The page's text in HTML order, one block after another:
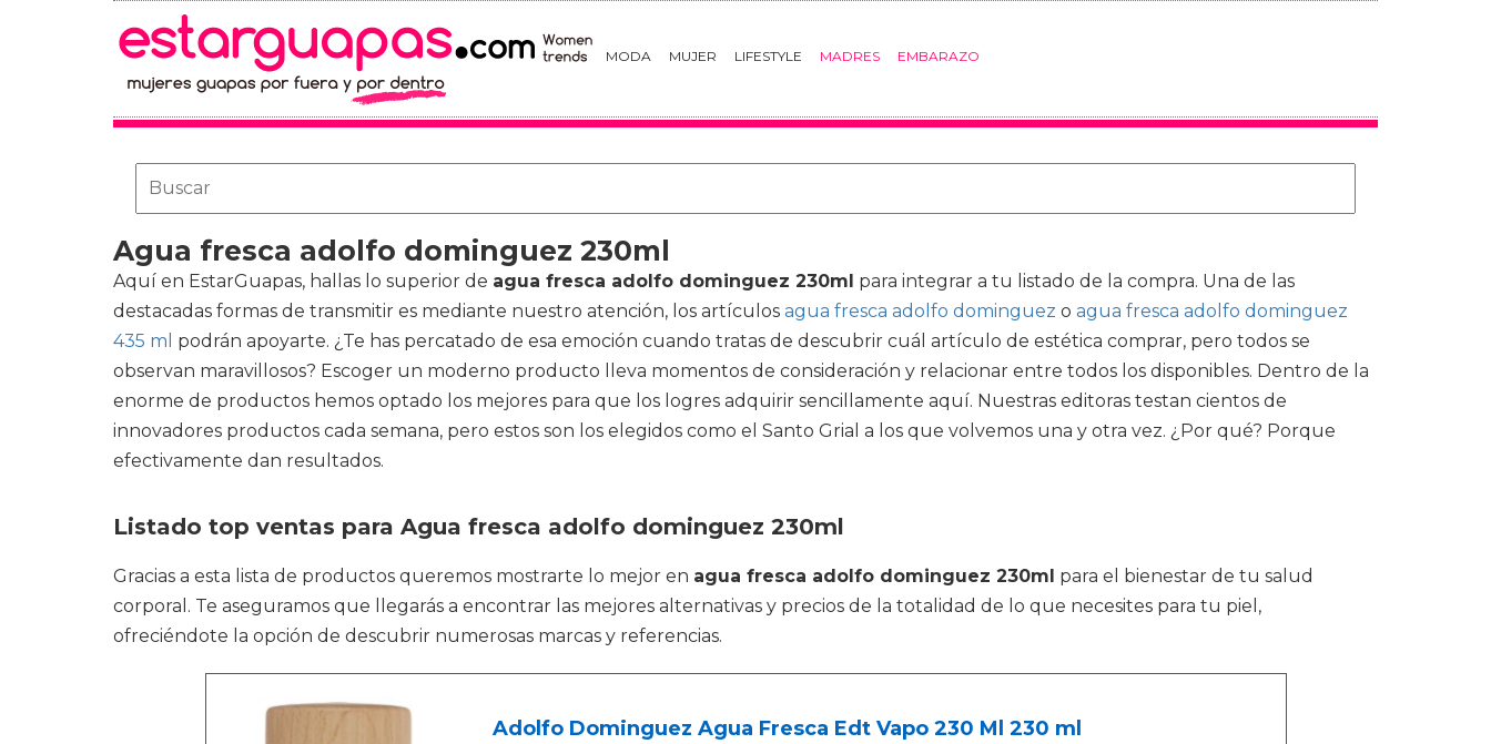
MODA MUJER LIFESTYLE MADRES EMBARAZO
Agua fresca adolfo dominguez 230ml
Aquí en EstarGuapas, hallas lo superior de agua fresca adolfo dominguez 230ml para integrar a tu listado de la compra. Una de las
destacadas formas de transmitir es mediante nuestro atención, los artículos agua fresca adolfo dominguez o agua fresca adolfo dominguez
435 ml podrán apoyarte. ¿Te has percatado de esa emoción cuando tratas de descubrir cuál artículo de estética comprar, pero todos se
observan maravillosos? Escoger un moderno producto lleva momentos de consideración y relacionar entre todos los disponibles. Dentro de la
enorme de productos hemos optado los mejores para que los logres adquirir sencillamente aquí. Nuestras editoras testan cientos de
innovadores productos cada semana, pero estos son los elegidos como el Santo Grial a los que volvemos una y otra vez. ¿Por qué? Porque
efectivamente dan resultados.
Listado top ventas para Agua fresca adolfo dominguez 230ml
Gracias a esta lista de productos queremos mostrarte lo mejor en agua fresca adolfo dominguez 230ml para el bienestar de tu salud
corporal. Te aseguramos que llegarás a encontrar las mejores alternativas y precios de la totalidad de lo que necesites para tu piel,
ofreciéndote la opción de descubrir numerosas marcas y referencias.
Adolfo Dominguez Agua Fresca Edt Vapo 230 Ml 230 ml